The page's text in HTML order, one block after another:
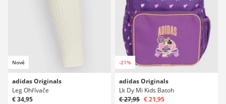
Nové
adidas Originals
Leg Ohřívače
€ 34,95
-21%
adidas Originals
Lk Dy Mi Kids Batoh
€ 27,95 € 21,95